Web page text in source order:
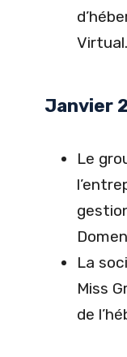
Virtual.
Janvier
Le
La
Miss
de